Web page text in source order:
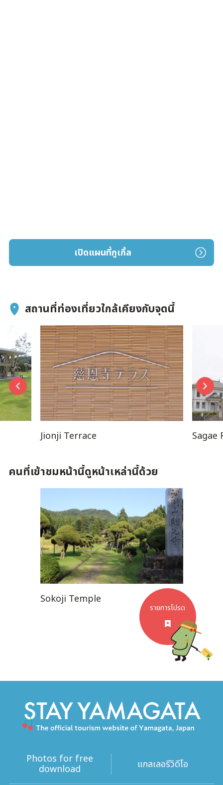
เปิดแผนที่กูเกิ้ล
สถานที่ท่องเที่ยวใกล้เคียงกับจุดนี้
Jionji Terrace Sagae
คนที่เข้าชมหน้านี้ดูหน้าเหล่านี้ด้วย
Sokoji Temple
รายการโปรด
Photos for free
download แกลเลอรีวิดีโอ